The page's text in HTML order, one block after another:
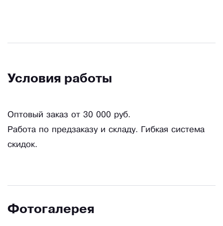
Условия работы
Оптовый заказ от 30 000 руб.
Работа по предзаказу и складу. Гибкая система
скидок.
Фотогалерея